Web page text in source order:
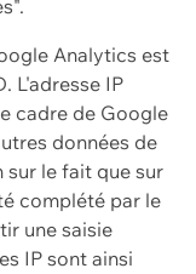
Analytics est
L'adresse IP
cadre de Google
données de
le fait que sur
complété par le
une saisie
IP sont ainsi